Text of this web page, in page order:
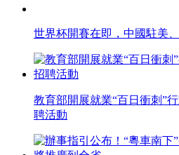
世界杯開賽在即，中國駐美
教育部開展就業“百日衝刺”
聘活動